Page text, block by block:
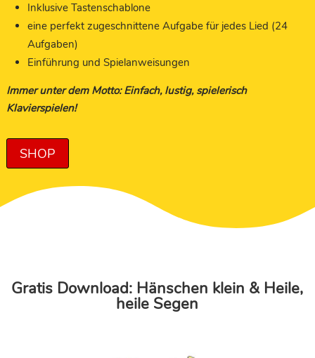
Inklusive Tastenschablone
eine perfekt zugeschnittene Aufgabe für jedes Lied (24
Aufgaben)
Einführung und Spielanweisungen
Immer unter dem Motto: Einfach, lustig, spielerisch
Klavierspielen!
SHOP
Gratis Download: Hänschen klein & Heile,
heile Segen